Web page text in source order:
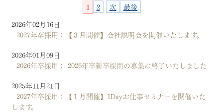
1 2 次
最後
2026年02月16日
2027年卒採用：【３月開催】会社説明会を開催いたします。
2026年01月09日
2026年卒採用： 2026年卒新卒採用の募集は終了いたしました
2025年11月21日
2027年卒採用：【１月開催】1Dayお仕事セミナーを開催いた
します。